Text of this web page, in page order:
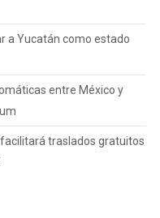
a Yucatán como estado
entre México y
traslados gratuitos